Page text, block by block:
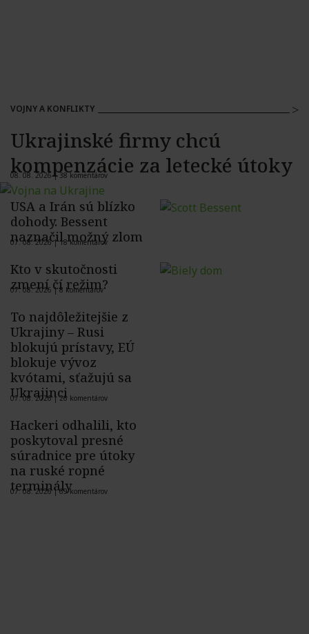
VOJNY A KONFLIKTY
Ukrajinské firmy chcú
kompenzácie za letecké útoky
08. 08. 2026 |38 komentárov
USA a Irán sú blízko
dohody. Bessent
naznačil možný zlom
07. 08. 2026 |18 komentárov
Kto v skutočnosti
zmení čí režim?
07. 08. 2026 |8 komentárov
To najdôležitejšie z
Ukrajiny – Rusi
blokujú prístavy, EÚ
blokuje vývoz
kvótami, sťažujú sa
Ukrajinci
07. 08. 2026 |26 komentárov
Hackeri odhalili, kto
poskytoval presné
súradnice pre útoky
na ruské ropné
terminály
07. 08. 2026 |69 komentárov